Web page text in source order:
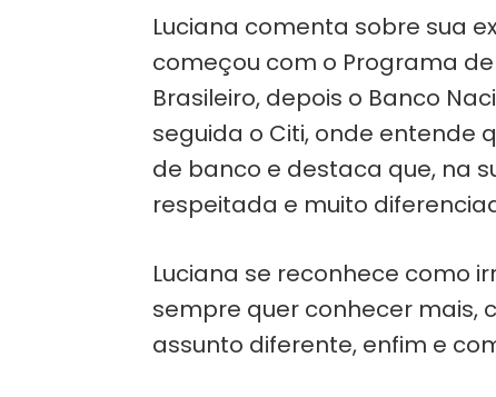
Luciana comenta sobre sua
começou com o Programa
Brasileiro, depois o Banco
seguida o Citi, onde entende
de banco e destaca que, na
respeitada e muito
Luciana se reconhece como
sempre quer conhecer mais,
assunto diferente, enfim e